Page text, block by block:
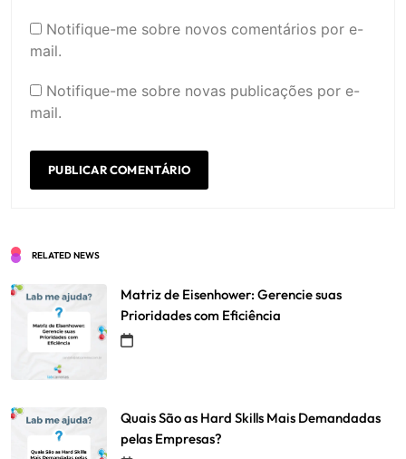
Notifique-me sobre novos comentários por e-
mail.
Notifique-me sobre novas publicações por e-
mail.
RELATED NEWS
Matriz de Eisenhower: Gerencie suas
Prioridades com Eficiência
Quais São as Hard Skills Mais Demandadas
pelas Empresas?